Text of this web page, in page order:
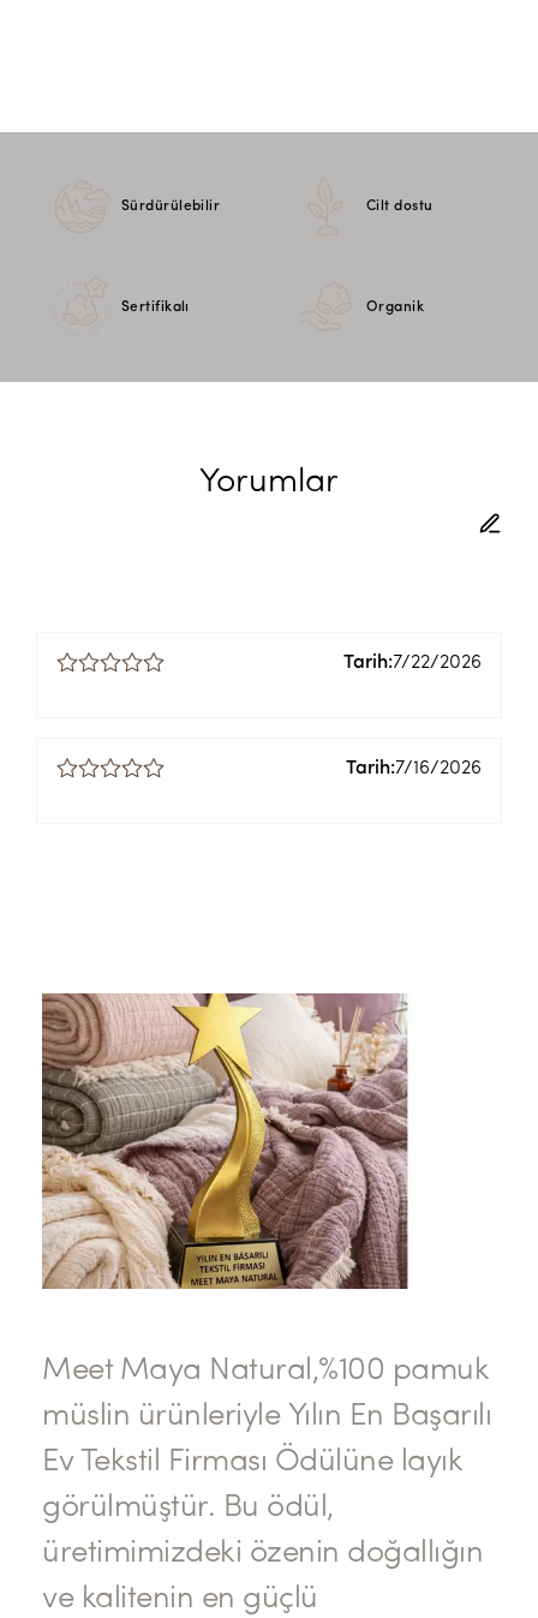
Sürdürülebilir Cilt dostu
Sertifikalı Organik
Yorumlar
Tarih:7/22/2026
Tarih:7/16/2026
Meet Maya Natural,%100 pamuk
müslin ürünleriyle Yılın En Başarılı
Ev Tekstil Firması Ödülüne layık
görülmüştür. Bu ödül,
üretimimizdeki özenin doğallığın
ve kalitenin en güçlü